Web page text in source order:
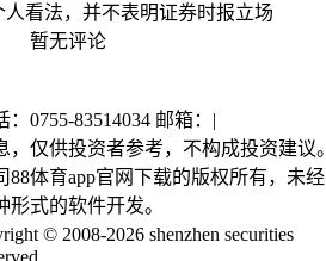
看法，并不表明证券时报立场
暂无评论
0755-83514034 邮箱： |
，仅供投资者参考，不构成投资建议
88体育app官网下载的版权所有，未经
式的软件开发。
© 2008-2026 shenzhen securities